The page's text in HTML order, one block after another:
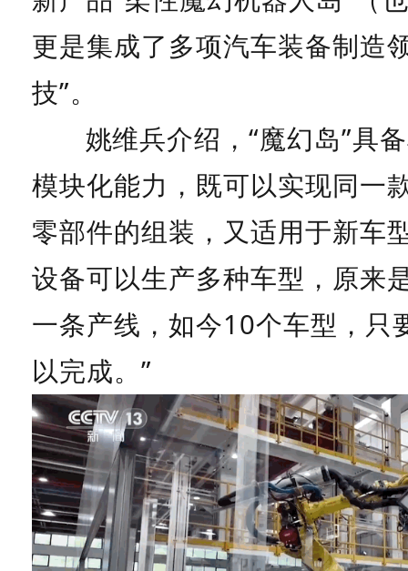
更是集成了多项汽车装备制造
技”。
姚维兵介绍，“魔幻岛”具
模块化能力，既可以实现同一
零部件的组装，又适用于新车
设备可以生产多种车型，原来
一条产线，如今10个车型，只
以完成。”